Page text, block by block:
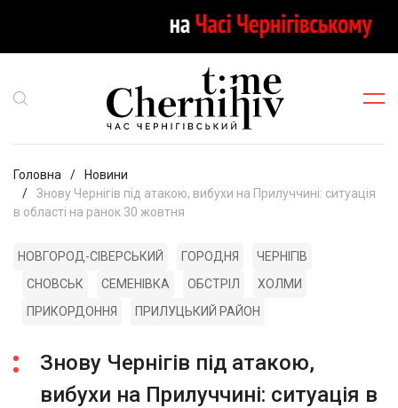
Головна
Новини
Знову Чернігів під атакою, вибухи на Прилуччині: ситуація
в області на ранок 30 жовтня
НОВГОРОД-СІВЕРСЬКИЙ ГОРОДНЯ
ЧЕРНІГІВ
СНОВСЬК
СЕМЕНІВКА ОБСТРІЛ
ХОЛМИ
ПРИКОРДОННЯ
ПРИЛУЦЬКИЙ РАЙОН
Знову Чернігів під атакою,
вибухи на Прилуччині: ситуація в